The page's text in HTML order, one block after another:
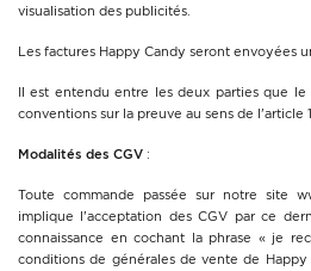
visualisation des publicités.
Les factures Happy Candy seront envoyées
Il est entendu entre les deux parties que
conventions sur la preuve au sens de l'article
Modalités des CGV :
Toute commande passée sur notre site
implique l'acceptation des CGV par ce
connaissance en cochant la phrase « je
conditions de générales de vente de